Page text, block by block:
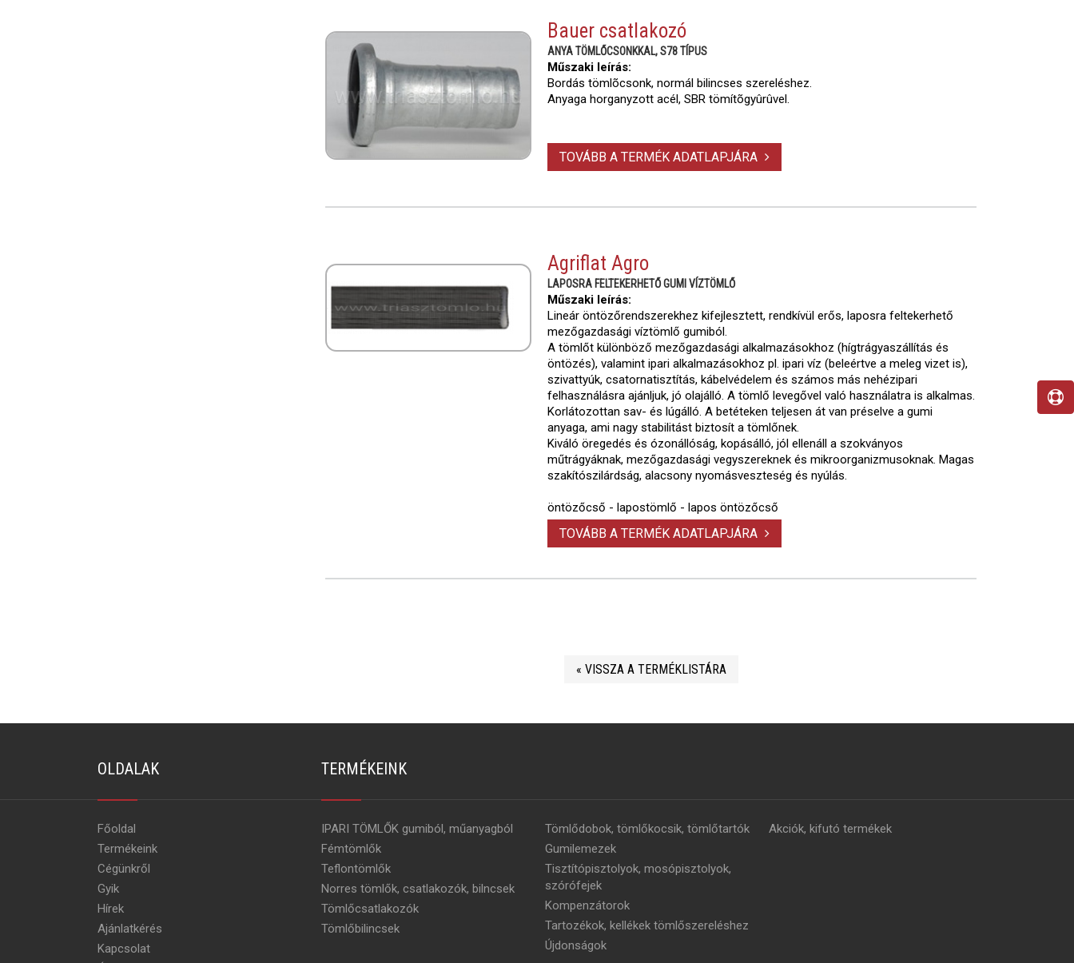
Bauer csatlakozó
ANYA TÖMLŐCSONKKAL, S78 TÍPUS
Műszaki leírás:
Bordás tömlõcsonk, normál bilincses szereléshez.
Anyaga horganyzott acél, SBR tömítõgyûrûvel.
TOVÁBB A TERMÉK ADATLAPJÁRA
Agriflat Agro
LAPOSRA FELTEKERHETŐ GUMI VÍZTÖMLŐ
Műszaki leírás:
Lineár öntözőrendszerekhez kifejlesztett, rendkívül erős, laposra feltekerhető
mezőgazdasági víztömlő gumiból.
A tömlőt különböző mezőgazdasági alkalmazásokhoz (hígtrágyaszállítás és
öntözés), valamint ipari alkalmazásokhoz pl. ipari víz (beleértve a meleg vizet is),
szivattyúk, csatornatisztítás, kábelvédelem és számos más nehézipari
felhasználásra ajánljuk, jó olajálló. A tömlő levegővel való használatra is alkalmas.
Korlátozottan sav- és lúgálló. A betéteken teljesen át van préselve a gumi
anyaga, ami nagy stabilitást biztosít a tömlőnek.
Kiváló öregedés és ózonállóság, kopásálló, jól ellenáll a szokványos
műtrágyáknak, mezőgazdasági vegyszereknek és mikroorganizmusoknak. Magas
szakítószilárdság, alacsony nyomásveszteség és nyúlás.
öntözőcső - lapostömlő - lapos öntözőcső
TOVÁBB A TERMÉK ADATLAPJÁRA
« VISSZA A TERMÉKLISTÁRA
OLDALAK
Főoldal
Termékeink
Cégünkről
Gyik
Hírek
Ajánlatkérés
Kapcsolat
TERMÉKEINK
IPARI TÖMLŐK gumiból, műanyagból
Fémtömlők
Teflontömlők
Norres tömlők, csatlakozók, bilncsek
Tömlőcsatlakozók
Tömlőbilincsek
Tömlődobok, tömlőkocsik, tömlőtartók
Gumilemezek
Tisztítópisztolyok, mosópisztolyok,
szórófejek
Kompenzátorok
Tartozékok, kellékek tömlőszereléshez
Újdonságok
Akciók, kifutó termékek